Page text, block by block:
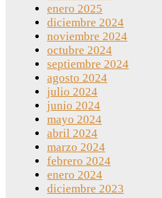
enero 2025
diciembre 2024
noviembre 2024
octubre 2024
septiembre 2024
agosto 2024
julio 2024
junio 2024
mayo 2024
abril 2024
marzo 2024
febrero 2024
enero 2024
diciembre 2023